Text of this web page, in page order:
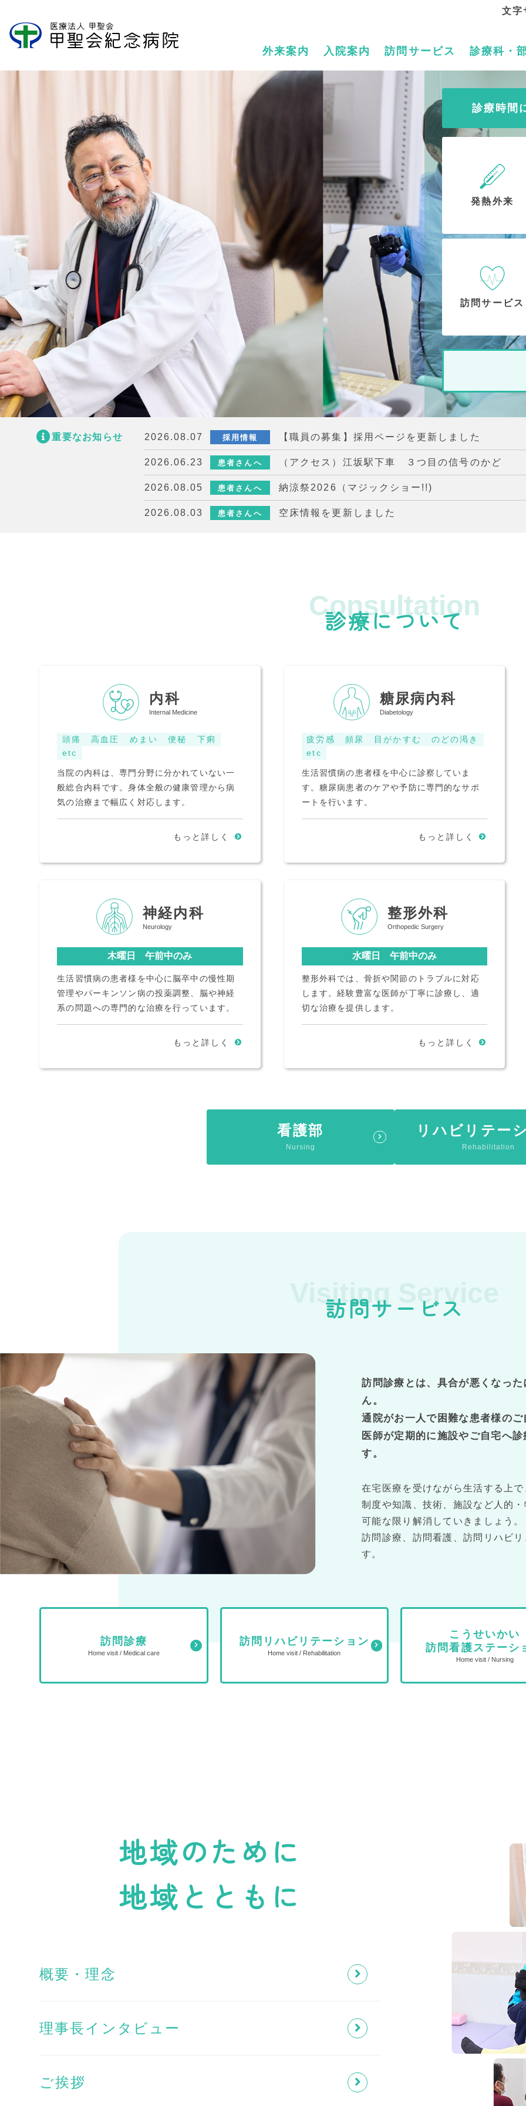
外来案内 入院案内 訪問サービス 診療科・
文字
診療時間
発熱外来
訪問サービス
重要なお知らせ 2026.08.07 採用情報 【職員の募集】採用ページを更新しました
2026.06.23 患者さんへ （アクセス）江坂駅下車 ３つ目の信号のかど
2026.08.05 患者さんへ 納涼祭2026（マジックショー!!)
2026.08.03 患者さんへ 空床情報を更新しました
Consultation
診療について
内科
Internal Medicine
頭痛 高血圧 めまい 便秘
下痢
etc
当院の内科は、専門分野に分かれていない一
般総合内科です。身体全般の健康管理から病
気の治療まで幅広く対応します。
もっと詳しく
糖尿病内科
Diabetology
疲労感 頻尿 目がかすむ
のどの渇き
etc
生活習慣病の患者様を中心に診察していま
す。糖尿病患者のケアや予防に専門的なサポ
ートを行います。
もっと詳しく
神経内科
Neurology
木曜日 午前中のみ
生活習慣病の患者様を中心に脳卒中の慢性期
管理やパーキンソン病の投薬調整、脳や神経
系の問題への専門的な治療を行っています。
もっと詳しく
整形外科
Orthopedic Surgery
水曜日 午前中のみ
整形外科では、骨折や関節のトラブルに対応
します。経験豊富な医師が丁寧に診療し、適
切な治療を提供します。
もっと詳しく
看護部
Nursing
リハビリテー
Rehabilitation
Visiting Service
訪問サービス
訪問診療とは、具合が悪くなっ
ん。
通院がお一人で困難な患者様の
医師が定期的に施設やご自宅へ
す。
在宅医療を受けながら生活する上
制度や知識、技術、施設など人的
可能な限り解消していきましょう。
訪問診療、訪問看護、訪問リハビ
す。
訪問診療
Home visit / Medical care
訪問リハビリテーション
Home visit / Rehabilitation
こうせいかい
訪問看護ステーシ
Home visit / Nursing
地域のために
地域とともに
概要・理念
理事長インタビュー
ご挨拶